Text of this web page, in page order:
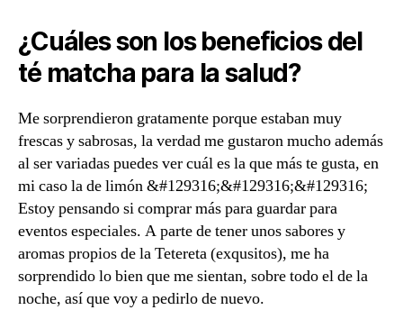
¿Cuáles son los beneficios del
té matcha para la salud?
Me sorprendieron gratamente porque estaban muy
frescas y sabrosas, la verdad me gustaron mucho además
al ser variadas puedes ver cuál es la que más te gusta, en
mi caso la de limón &#129316;&#129316;&#129316;
Estoy pensando si comprar más para guardar para
eventos especiales. A parte de tener unos sabores y
aromas propios de la Tetereta (exqusitos), me ha
sorprendido lo bien que me sientan, sobre todo el de la
noche, así que voy a pedirlo de nuevo.